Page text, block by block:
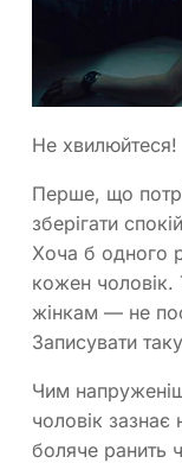
Не хвилюйтеся!
Перше, що
зберігати
Хоча б одного
кожен чоловік.
жінкам — не
Записувати
Чим
чоловік
боляче ранить